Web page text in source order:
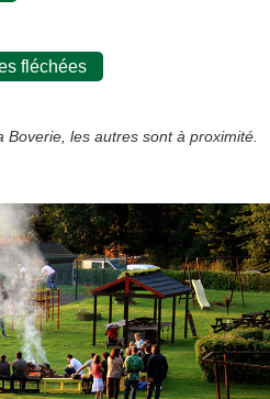
fléchées
Boverie, les autres sont à proximité.